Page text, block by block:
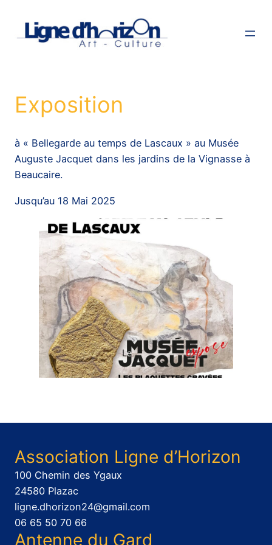
contenu
Exposition
à « Bellegarde au temps de Lascaux » au Musée
Auguste Jacquet dans les jardins de la Vignasse à
Beaucaire.
Jusqu’au 18 Mai 2025
Association Ligne d’Horizon
100 Chemin des Ygaux
24580 Plazac
ligne.dhorizon24@gmail.com
06 65 50 70 66
Antenne du Gard